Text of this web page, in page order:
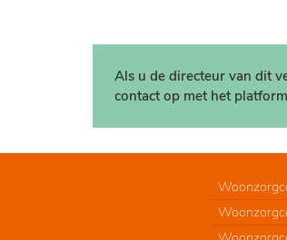
Als u de directeur van dit
contact op met het